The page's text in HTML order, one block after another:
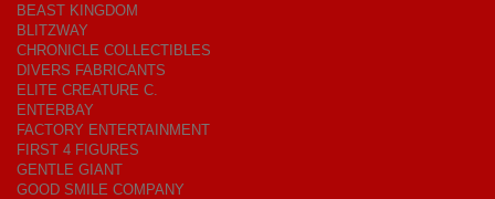
BEAST KINGDOM
BLITZWAY
CHRONICLE COLLECTIBLES
DIVERS FABRICANTS
ELITE CREATURE C.
ENTERBAY
FACTORY ENTERTAINMENT
FIRST 4 FIGURES
GENTLE GIANT
GOOD SMILE COMPANY